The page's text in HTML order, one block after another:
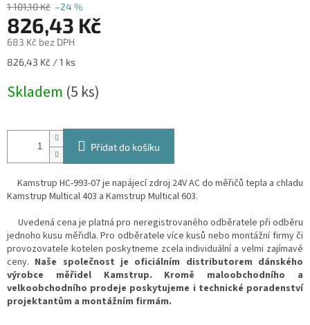
1 101,10 Kč –24 %
826,43 Kč
683 Kč bez DPH
Měrná
826,43 Kč / 1 ks
Skladem (5 ks)
Přidat do košíku
Kamstrup HC-993-07 je napájecí zdroj 24V AC do měřičů tepla a chladu
Kamstrup Multical 403 a Kamstrup Multical 603.
Uvedená cena je platná pro neregistrovaného odběratele při odběru
jednoho kusu měřidla. Pro odběratele více kusů nebo montážní firmy či
provozovatele kotelen poskytneme zcela individuální a velmi zajímavé
ceny. Naše společnost je oficiálním distributorem dánského
výrobce měřidel Kamstrup. Kromě maloobchodního a
velkoobchodního prodeje poskytujeme i technické poradenství
projektantům a montážním firmám.